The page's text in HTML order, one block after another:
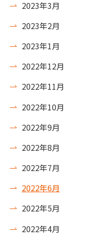
2023年3月
2023年2月
2023年1月
2022年12月
2022年11月
2022年10月
2022年9月
2022年8月
2022年7月
2022年6月
2022年5月
2022年4月